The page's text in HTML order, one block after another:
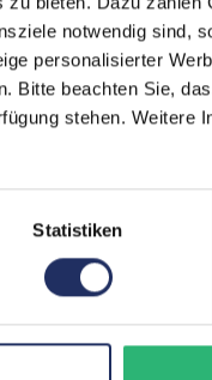
notwendig sind,
personalisierter
Bitte beachten Sie,
stehen. Weitere
Statistiken
Grafik: